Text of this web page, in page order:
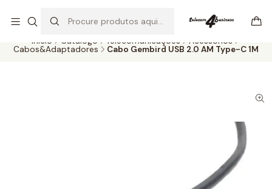
Ler mais
Início Catálogo Telecomunicações
Acessórios
Cabos&Adaptadores
Cabo Gembird USB 2.0 AM Type-C 1M